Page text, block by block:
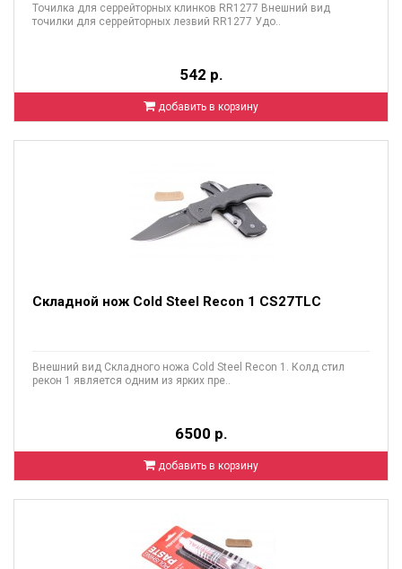
Точилка для серрейторных клинков RR1277 Внешний вид
точилки для серрейторных лезвий RR1277 Удо..
542 р.
добавить в корзину
Складной нож Cold Steel Recon 1 CS27TLC
Внешний вид Складного ножа Cold Steel Recon 1. Колд стил
рекон 1 является одним из ярких пре..
6500 р.
добавить в корзину